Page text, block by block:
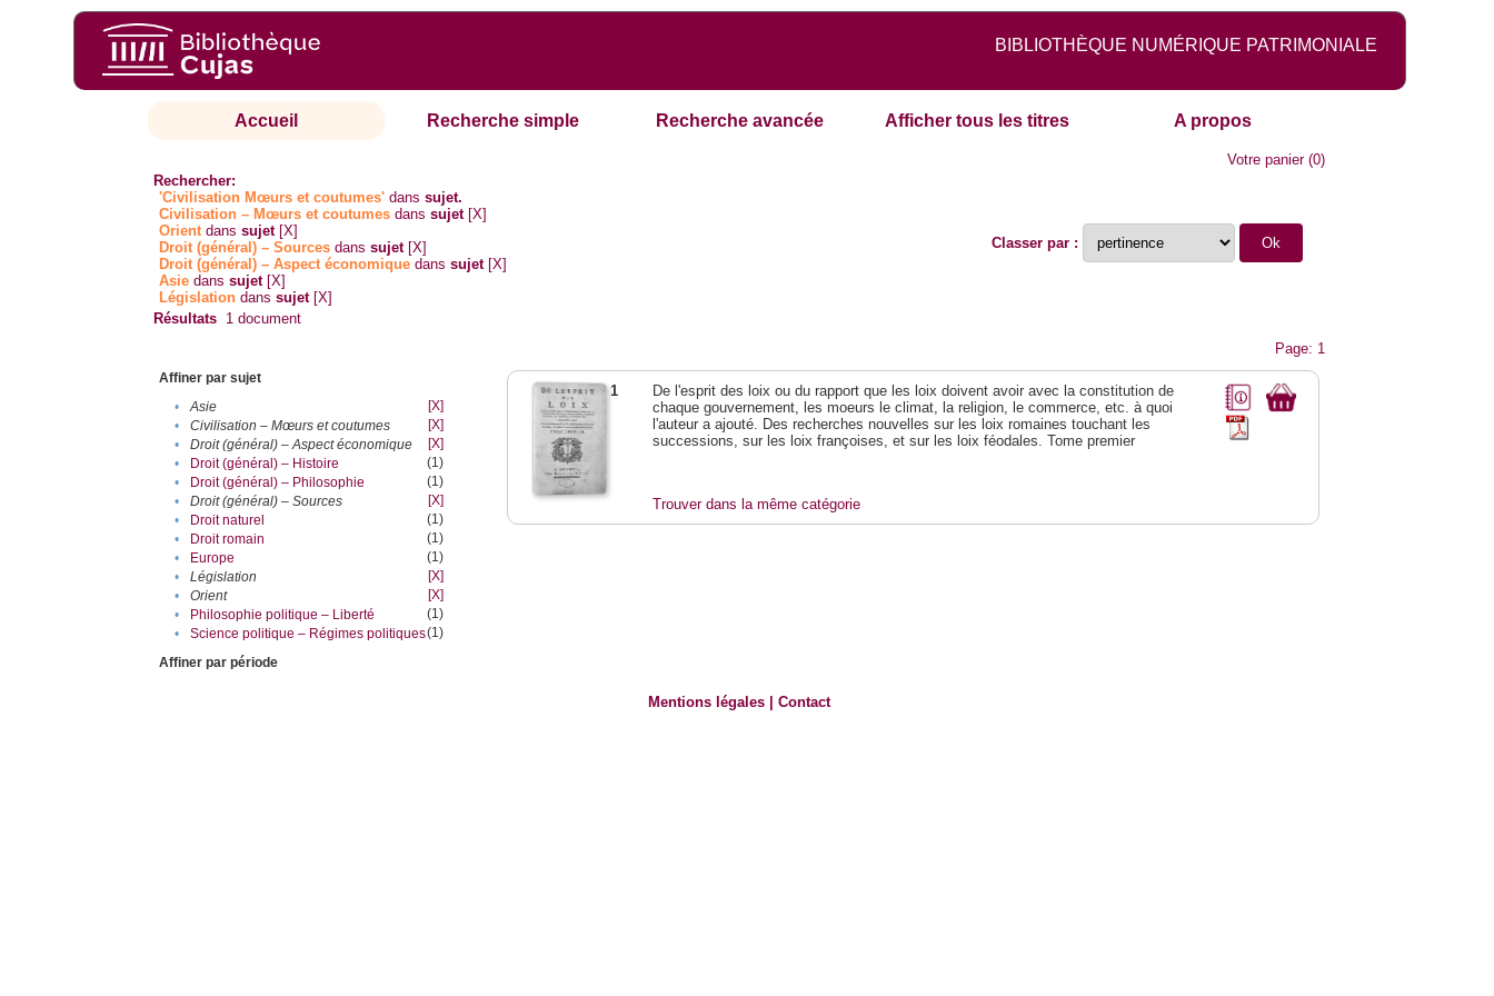
BIBLIOTHÈQUE NUMÉRIQUE PATRIMONIALE
Accueil Recherche simple Recherche avancée Afficher tous les titres A propos
Votre panier(0)
Rechercher:
'Civilisation Mœurs et coutumes' danssujet.
Civilisation – Mœurs et coutumes danssujet [X]
Orientdanssujet [X]
Droit (général) – Sources danssujet [X]
Droit (général) – Aspect économique danssujet [X]
Asie danssujet [X]
Législation danssujet [X]
Classer par :
Résultats 1 document
Page: 1
Affiner par sujet
•
Asie
[X]
•
Civilisation – Mœurs et coutumes
[X]
•
Droit (général) – Aspect économique
[X]
•
Droit (général) – Histoire
(1)
•
Droit (général) – Philosophie
(1)
•
Droit (général) – Sources
[X]
•
Droit naturel
(1)
•
Droit romain
(1)
•
Europe
(1)
•
Législation
[X]
•
Orient
[X]
•
Philosophie politique – Liberté
(1)
•
Science politique – Régimes politiques(1)
Affiner par période
1
De l'esprit des loix ou du rapport que les loix doivent avoir avec la constitution de
chaque gouvernement, les moeurs le climat, la religion, le commerce, etc. à quoi
l'auteur a ajouté. Des recherches nouvelles sur les loix romaines touchant les
successions, sur les loix françoises, et sur les loix féodales. Tome premier
Trouver dans la même catégorie
Mentions légales |Contact